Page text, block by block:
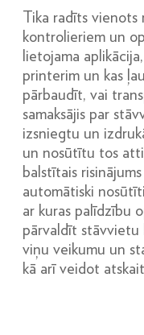
Tika radīts vienots
kontrolieriem un
lietojama
printerim un kas
pārbaudīt, vai
samaksājis par
izsniegtu un
un nosūtītu tos
balstītais
automātiski
ar kuras palīdzību
pārvaldīt stāvvietu
viņu veikumu un
kā arī veidot